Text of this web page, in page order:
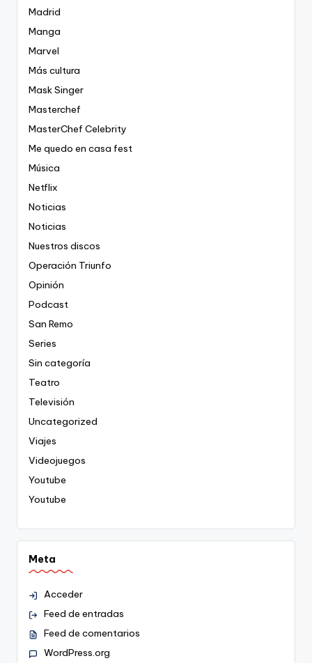
Madrid
Manga
Marvel
Más cultura
Mask Singer
Masterchef
MasterChef Celebrity
Me quedo en casa fest
Música
Netflix
Noticias
Noticias
Nuestros discos
Operación Triunfo
Opinión
Podcast
San Remo
Series
Sin categoría
Teatro
Televisión
Uncategorized
Viajes
Videojuegos
Youtube
Youtube
Meta
Acceder
Feed de entradas
Feed de comentarios
WordPress.org